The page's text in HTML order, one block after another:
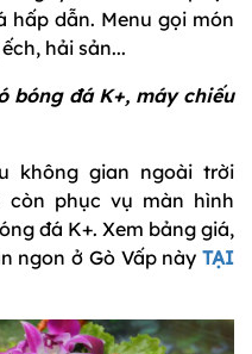
hấp dẫn. Menu gọi món
hải sản...
bóng đá K+, máy chiếu
không gian ngoài trời
còn phục vụ màn hình
đá K+. Xem bảng giá,
ngon ở Gò Vấp này TẠI